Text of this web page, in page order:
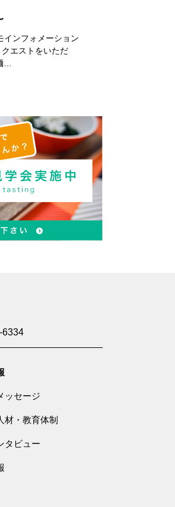
インフォメーション
エストをいただ
…
6334
ッセージ
材・教育体制
タビュー